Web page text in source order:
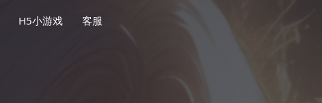
H5小游戏 客服